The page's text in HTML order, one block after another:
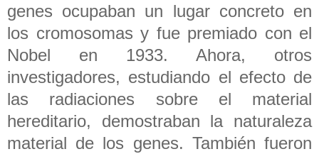
genes ocupaban un lugar concreto en
los cromosomas y fue premiado con el
Nobel en 1933. Ahora, otros
investigadores, estudiando el efecto de
las radiaciones sobre el material
hereditario, demostraban la naturaleza
material de los genes. También fueron